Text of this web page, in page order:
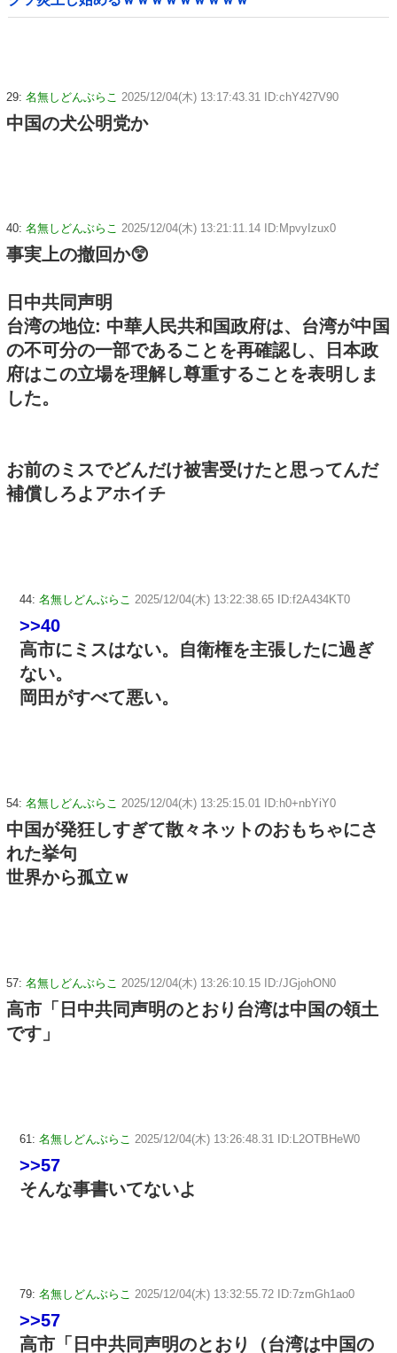
29: 名無しどんぶらこ 2025/12/04(木) 13:17:43.31 ID:chY427V90
中国の犬公明党か
40: 名無しどんぶらこ 2025/12/04(木) 13:21:11.14 ID:MpvyIzux0
事実上の撤回か😲
日中共同声明
台湾の地位: 中華人民共和国政府は、台湾が中国
の不可分の一部であることを再確認し、日本政
府はこの立場を理解し尊重することを表明しま
した。
お前のミスでどんだけ被害受けたと思ってんだ
補償しろよアホイチ
44: 名無しどんぶらこ 2025/12/04(木) 13:22:38.65 ID:f2A434KT0
>>40
高市にミスはない。自衛権を主張したに過ぎ
ない。
岡田がすべて悪い。
54: 名無しどんぶらこ 2025/12/04(木) 13:25:15.01 ID:h0+nbYiY0
中国が発狂しすぎて散々ネットのおもちゃにさ
れた挙句
世界から孤立ｗ
57: 名無しどんぶらこ 2025/12/04(木) 13:26:10.15 ID:/JGjohON0
高市「日中共同声明のとおり台湾は中国の領土
です」
61: 名無しどんぶらこ 2025/12/04(木) 13:26:48.31 ID:L2OTBHeW0
>>57
そんな事書いてないよ
79: 名無しどんぶらこ 2025/12/04(木) 13:32:55.72 ID:7zmGh1ao0
>>57
高市「日中共同声明のとおり（台湾は中国の